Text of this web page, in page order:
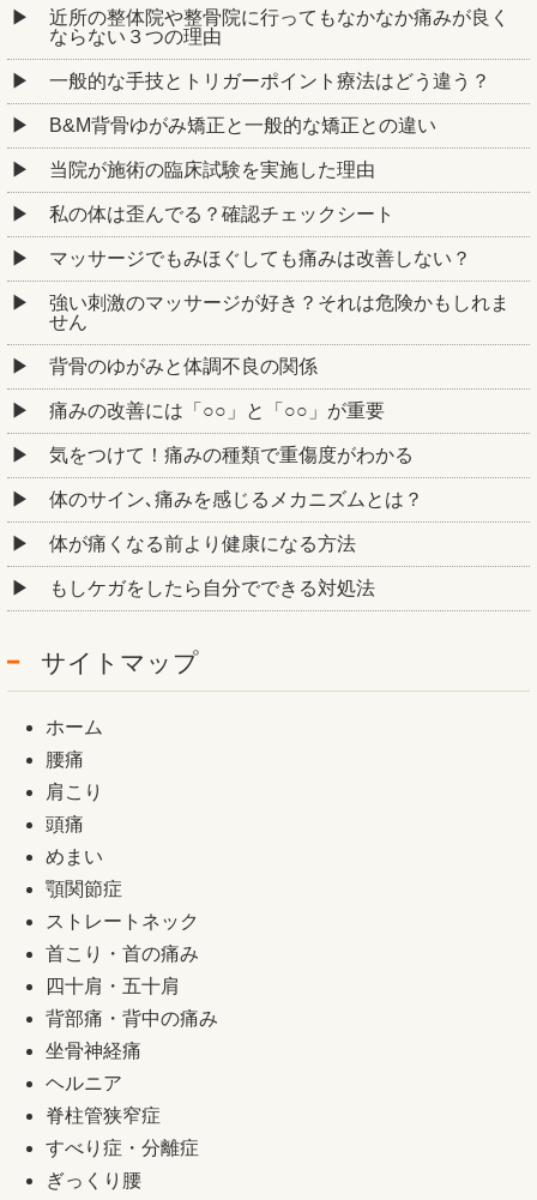
近所の整体院や整骨院に行ってもなかなか痛みが良く
ならない３つの理由
一般的な手技とトリガーポイント療法はどう違う？
B&M背骨ゆがみ矯正と一般的な矯正との違い
当院が施術の臨床試験を実施した理由
私の体は歪んでる？確認チェックシート
マッサージでもみほぐしても痛みは改善しない？
強い刺激のマッサージが好き？それは危険かもしれま
せん
背骨のゆがみと体調不良の関係
痛みの改善には「○○」と「○○」が重要
気をつけて！痛みの種類で重傷度がわかる
体のサイン､痛みを感じるメカニズムとは？
体が痛くなる前より健康になる方法
もしケガをしたら自分でできる対処法
サイトマップ
ホーム
腰痛
肩こり
頭痛
めまい
顎関節症
ストレートネック
首こり・首の痛み
四十肩・五十肩
背部痛・背中の痛み
坐骨神経痛
ヘルニア
脊柱管狭窄症
すべり症・分離症
ぎっくり腰